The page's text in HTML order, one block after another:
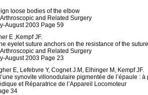
loose bodies of the elbow
and Related Surgery
August 2003 Page 59
E ,Kempf JF.
eyelet suture anchors on the resistance of the
and Related Surgery
August 2003 Page 23
E, Lefebvre Y, Cognet J.M, Elhinger M, Kempf JF.
synovite villonodulaire pigmentée de l’épaule : à
et Réparatrice de l’Appareil Locomoteur
34